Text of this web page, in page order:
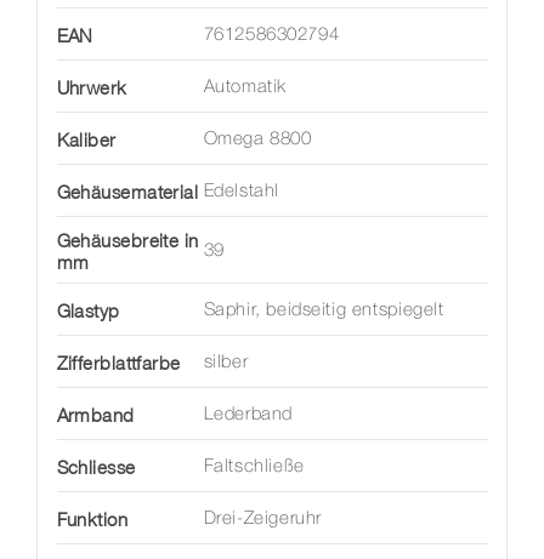
EAN 7612586302794
Uhrwerk Automatik
Kaliber Omega 8800
Gehäusematerial Edelstahl
Gehäusebreite in
mm
39
Glastyp Saphir, beidseitig entspiegelt
Zifferblattfarbe silber
Armband Lederband
Schliesse Faltschließe
Funktion Drei-Zeigeruhr